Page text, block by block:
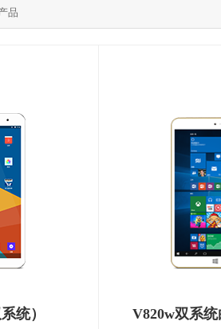
品
统） V820w双系